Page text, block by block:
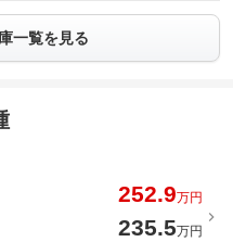
一覧を見る
252.9万円
235.5万円